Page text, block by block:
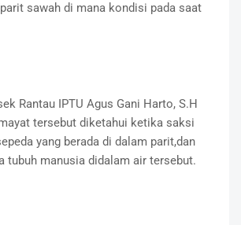
sawah di mana kondisi pada saat
Rantau IPTU Agus Gani Harto, S.H
tersebut diketahui ketika saksi
yang berada di dalam parit,dan
manusia didalam air tersebut.